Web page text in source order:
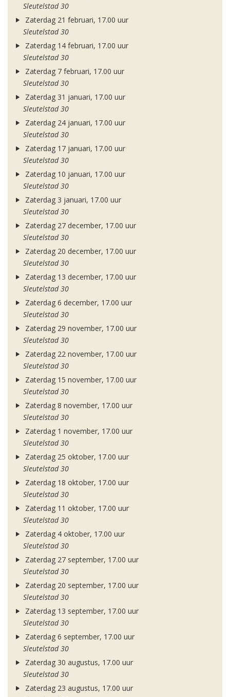
Sleutelstad 30
Zaterdag 21 februari, 17.00 uur
Sleutelstad 30
Zaterdag 14 februari, 17.00 uur
Sleutelstad 30
Zaterdag 7 februari, 17.00 uur
Sleutelstad 30
Zaterdag 31 januari, 17.00 uur
Sleutelstad 30
Zaterdag 24 januari, 17.00 uur
Sleutelstad 30
Zaterdag 17 januari, 17.00 uur
Sleutelstad 30
Zaterdag 10 januari, 17.00 uur
Sleutelstad 30
Zaterdag 3 januari, 17.00 uur
Sleutelstad 30
Zaterdag 27 december, 17.00 uur
Sleutelstad 30
Zaterdag 20 december, 17.00 uur
Sleutelstad 30
Zaterdag 13 december, 17.00 uur
Sleutelstad 30
Zaterdag 6 december, 17.00 uur
Sleutelstad 30
Zaterdag 29 november, 17.00 uur
Sleutelstad 30
Zaterdag 22 november, 17.00 uur
Sleutelstad 30
Zaterdag 15 november, 17.00 uur
Sleutelstad 30
Zaterdag 8 november, 17.00 uur
Sleutelstad 30
Zaterdag 1 november, 17.00 uur
Sleutelstad 30
Zaterdag 25 oktober, 17.00 uur
Sleutelstad 30
Zaterdag 18 oktober, 17.00 uur
Sleutelstad 30
Zaterdag 11 oktober, 17.00 uur
Sleutelstad 30
Zaterdag 4 oktober, 17.00 uur
Sleutelstad 30
Zaterdag 27 september, 17.00 uur
Sleutelstad 30
Zaterdag 20 september, 17.00 uur
Sleutelstad 30
Zaterdag 13 september, 17.00 uur
Sleutelstad 30
Zaterdag 6 september, 17.00 uur
Sleutelstad 30
Zaterdag 30 augustus, 17.00 uur
Sleutelstad 30
Zaterdag 23 augustus, 17.00 uur